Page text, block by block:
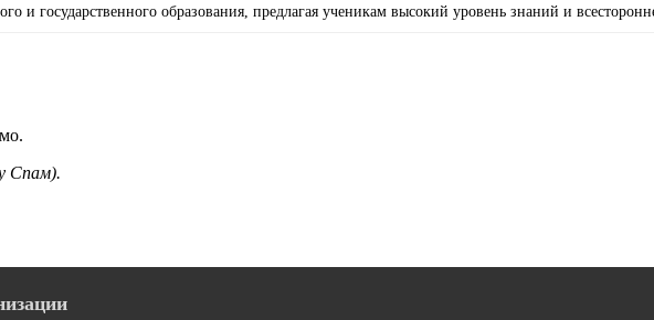
и государственного образования, предлагая ученикам высокий уровень знаний и
Спам).